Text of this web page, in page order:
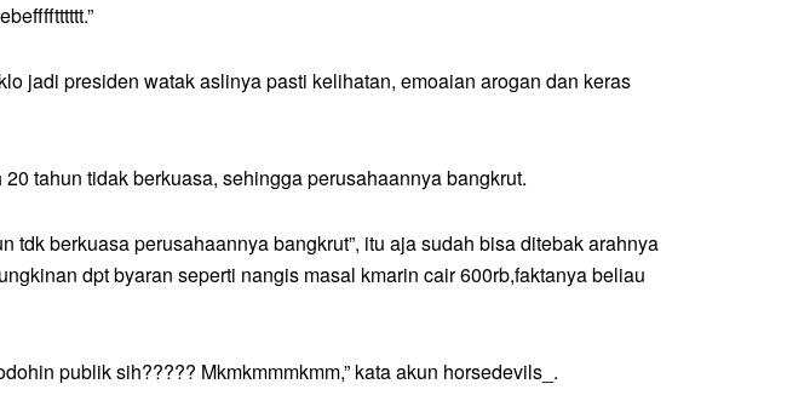
jadi presiden watak aslinya pasti kelihatan, emoaian arogan dan keras
tahun tidak berkuasa, sehingga perusahaannya bangkrut.
tdk berkuasa perusahaannya bangkrut”, itu aja sudah bisa ditebak arahnya
dpt byaran seperti nangis masal kmarin cair 600rb,faktanya beliau
publik sih????? Mkmkmmmkmm,” kata akun horsedevils_.